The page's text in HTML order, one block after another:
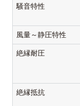
騒音特性
風量～静圧特性
絶縁耐圧
絶縁抵抗